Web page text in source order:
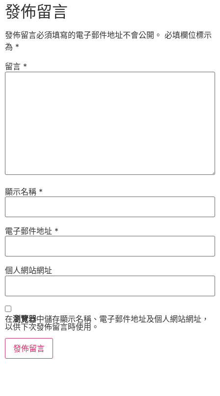
發佈留言
發佈留言必須填寫的電子郵件地址不會公開。 必填欄位標示
為 *
留言 *
顯示名稱 *
電子郵件地址 *
個人網站網址
在瀏覽器中儲存顯示名稱、電子郵件地址及個人網站網址，
以供下次發佈留言時使用。